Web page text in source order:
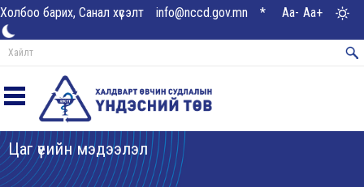
Холбоо барих, Санал хүсэлт info@nccd.gov.mn * Aa- Aa+
Цаг үеийн мэдээлэл